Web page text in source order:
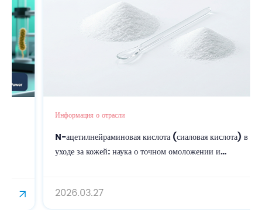
Информация о отрасли
N-ацетилнейраминовая кислота (сиаловая кислота) в
уходе за кожей: наука о точном омоложении и
2026.03.27